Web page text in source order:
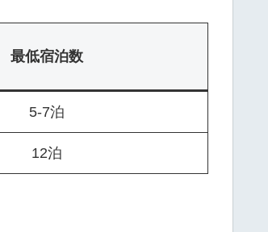
最低宿泊数
5-7泊
12泊